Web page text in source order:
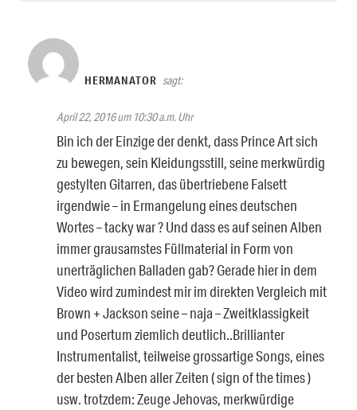
HERMANATOR sagt:
April 22, 2016 um 10:30 a.m. Uhr
Bin ich der Einzige der denkt, dass Prince Art sich
zu bewegen, sein Kleidungsstill, seine merkwürdig
gestylten Gitarren, das übertriebene Falsett
irgendwie – in Ermangelung eines deutschen
Wortes – tacky war ? Und dass es auf seinen Alben
immer grausamstes Füllmaterial in Form von
unerträglichen Balladen gab? Gerade hier in dem
Video wird zumindest mir im direkten Vergleich mit
Brown + Jackson seine – naja – Zweitklassigkeit
und Posertum ziemlich deutlich..Brillianter
Instrumentalist, teilweise grossartige Songs, eines
der besten Alben aller Zeiten ( sign of the times )
usw. trotzdem: Zeuge Jehovas, merkwürdige